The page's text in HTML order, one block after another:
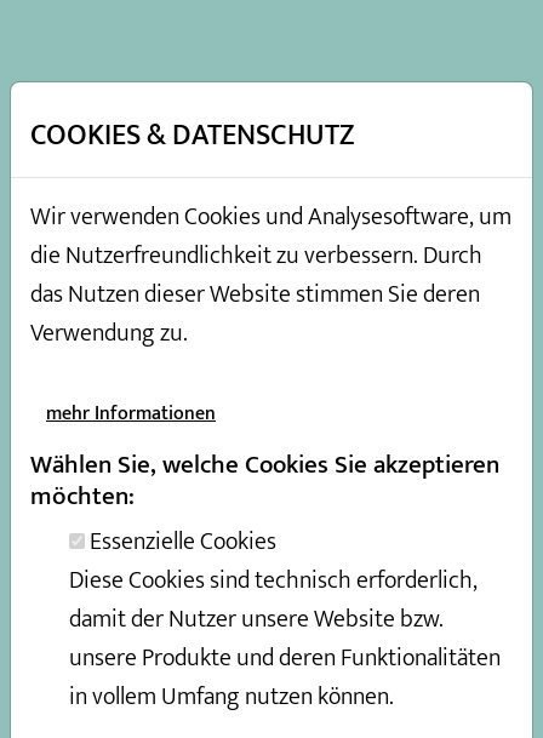
Starke Partner -
gemeinsamer Erfolg
QUALITÄT IST UNSER ANTRIEB
Am besten gelingen Geschäfte, wenn wir auf faire,
langfristige Beziehungen setzen und offen bleiben
für neue Partnerschaften.
DE|EN
COOKIES & DATENSCHUTZ
Wir verwenden Cookies und Analysesoftware, um
die Nutzerfreundlichkeit zu verbessern. Durch
das Nutzen dieser Website stimmen Sie deren
Verwendung zu.
mehr Informationen
Wählen Sie, welche Cookies Sie akzeptieren
möchten:
Essenzielle Cookies
Diese Cookies sind technisch erforderlich,
damit der Nutzer unsere Website bzw.
unsere Produkte und deren Funktionalitäten
in vollem Umfang nutzen können.